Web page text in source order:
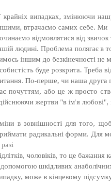
крайніх випадках, змінюючи
втрачаємо самих себе. Ми
відмовлятися від
людині. Проблема полягає в
іншим до безкінечності
буде розкрита. Треба
По-перше, чи наша друга
почуттям, або це ж просто
жертви "в ім'я
в зовнішності для того,
радикальні форми. Для
чоловіків, то це
шкідливих
може в кінцевому